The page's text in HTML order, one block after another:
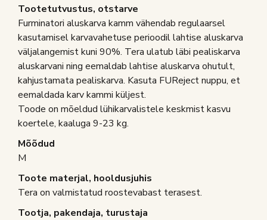
Tootetutvustus, otstarve
Furminatori aluskarva kamm vähendab regulaarsel
kasutamisel karvavahetuse perioodil lahtise aluskarva
väljalangemist kuni 90%. Tera ulatub läbi pealiskarva
aluskarvani ning eemaldab lahtise aluskarva ohutult,
kahjustamata pealiskarva. Kasuta FUReject nuppu, et
eemaldada karv kammi küljest.
Toode on mõeldud lühikarvalistele keskmist kasvu
koertele, kaaluga 9-23 kg.
Mõõdud
M
Toote materjal, hooldusjuhis
Tera on valmistatud roostevabast terasest.
Tootja, pakendaja, turustaja